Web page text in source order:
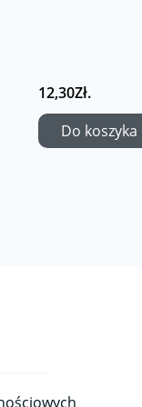
12,30Zł.
Do koszyka